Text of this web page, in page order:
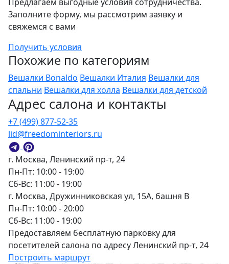
Предлагаем выгодные условия сотрудничества.
Заполните форму, мы рассмотрим заявку и
свяжемся с вами
Получить условия
Похожие по категориям
Вешалки Bonaldo Вешалки Италия Вешалки для
спальни Вешалки для холла Вешалки для детской
Адрес салона и контакты
г. Москва, Ленинский пр-т, 24
Пн-Пт: 10:00 - 19:00
Сб-Вс: 11:00 - 19:00
г. Москва, Дружинниковская ул, 15А, башня В
Пн-Пт: 10:00 - 20:00
Сб-Вс: 11:00 - 19:00
Предоставляем бесплатную парковку для
посетителей салона по адресу Ленинский пр-т, 24
Построить маршрут
+7 (499) 877-52-35
lid@freedominteriors.ru